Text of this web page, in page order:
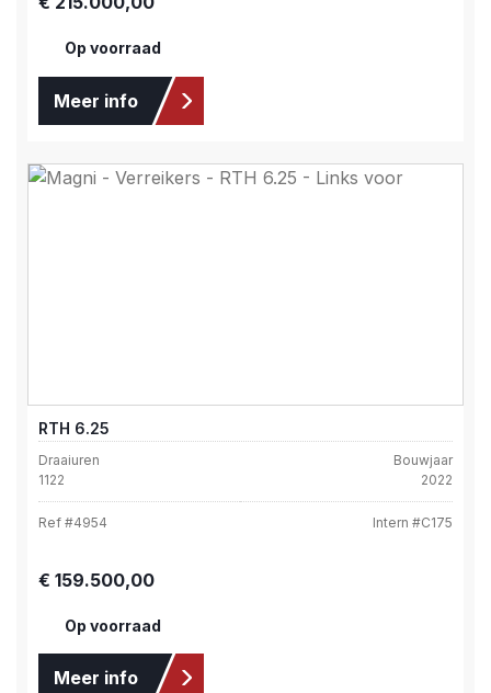
Op voorraad
Meer info
RTH 6.25
Draaiuren
1122
Bouwjaar
2022
Ref #4954 Intern #C175
Normale prijs:
€ 159.500,00
Op voorraad
Meer info